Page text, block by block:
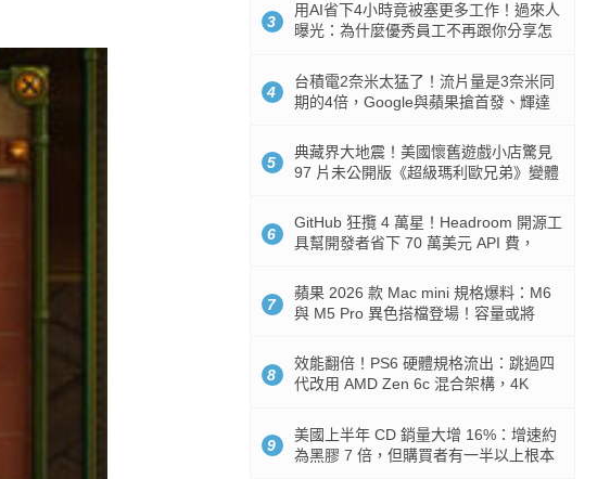
3
用AI省下4小時竟被塞更多工作！過來人
曝光：為什麼優秀員工不再跟你分享怎
4
台積電2奈米太猛了！流片量是3奈米同
期的4倍，Google與蘋果搶首發、輝達
5
典藏界大地震！美國懷舊遊戲小店驚見
97 片未公開版《超級瑪利歐兄弟》變體
6
GitHub 狂攬 4 萬星！Headroom 開源工
具幫開發者省下 70 萬美元 API 費，
7
蘋果 2026 款 Mac mini 規格爆料：M6
與 M5 Pro 異色搭檔登場！容量或將
8
效能翻倍！PS6 硬體規格流出：跳過四
代改用 AMD Zen 6c 混合架構，4K
9
美國上半年 CD 銷量大增 16%：增速約
為黑膠 7 倍，但購買者有一半以上根本